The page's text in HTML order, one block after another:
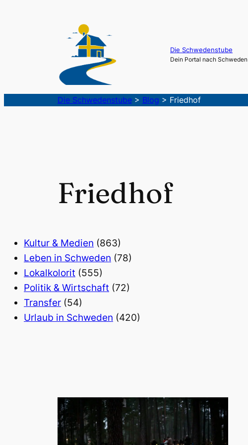
Die Schwedenstube
Dein Portal nach Schweden
Die Schwedenstube> Blog > Friedhof
Friedhof
Kultur & Medien (863)
Leben in Schweden (78)
Lokalkolorit (555)
Politik & Wirtschaft (72)
Transfer (54)
Urlaub in Schweden (420)